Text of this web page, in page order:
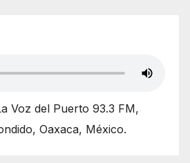
Voz del Puerto 93.3 FM,
Oaxaca, México.